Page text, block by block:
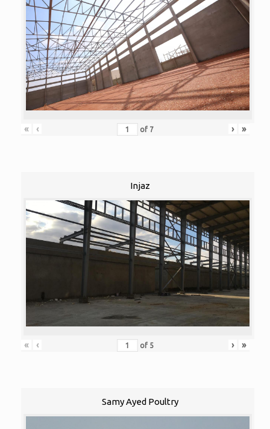
« ‹ of 7 › »
Injaz
« ‹ of 5 › »
Samy Ayed Poultry